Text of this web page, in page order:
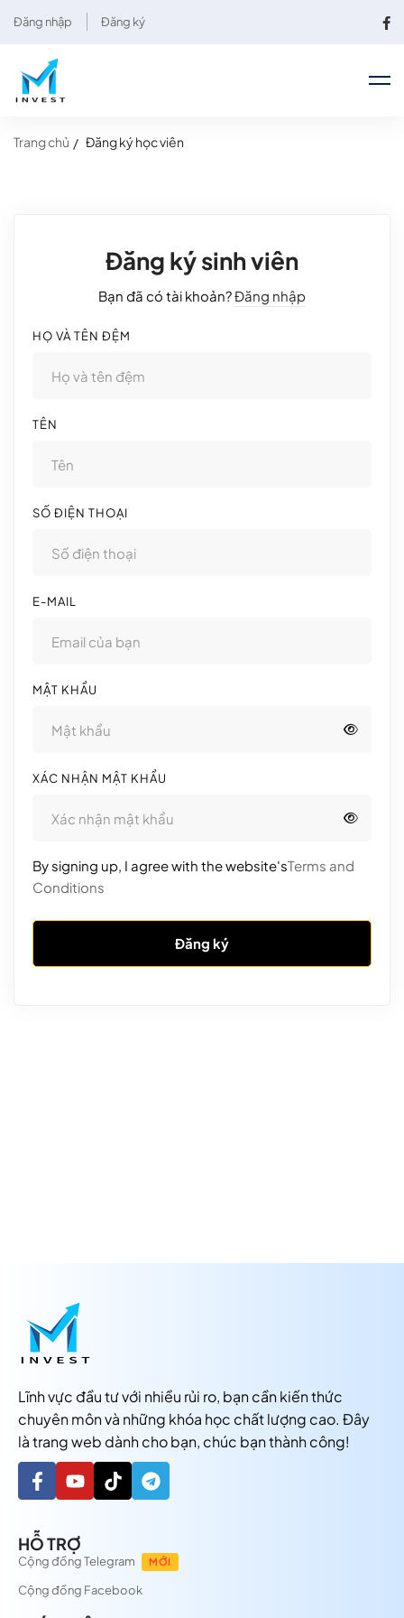
Đăng nhập Đăng ký
Trang chủ Đăng ký học viên
Đăng ký sinh viên
Bạn đã có tài khoản?Đăng nhập
HỌ VÀ TÊN ĐỆM
TÊN
SỐ ĐIỆN THOẠI
E-MAIL
MẬT KHẨU
XÁC NHẬN MẬT KHẨU
By signing up, I agree with the website'sTerms and
Conditions
Đăng ký
Lĩnh vực đầu tư với nhiều rủi ro, bạn cần kiến thức
chuyên môn và những khóa học chất lượng cao. Đây
là trang web dành cho bạn, chúc bạn thành công!
HỖ TRỢ
Cộng đồng Telegram MỚI
Cộng đồng Facebook